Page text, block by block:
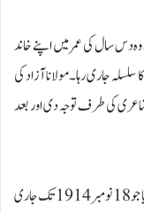
دس سال کی عمر میں اپنے خاند
جاری رہا۔ مولانا آزاد کی
کی طرف توجہ دی اور بعد
24 سال کی عمر میں 13/جولائی 1912ء کو الہلال جاری کیا جو 18 نومبر 1914 تک جاری